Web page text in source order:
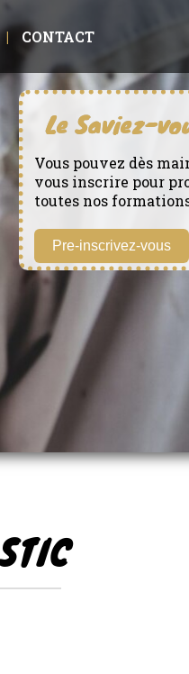
CONTACT
Vous pouvez dès
vous inscrire pour
toutes nos
Pre-inscrivez-vous